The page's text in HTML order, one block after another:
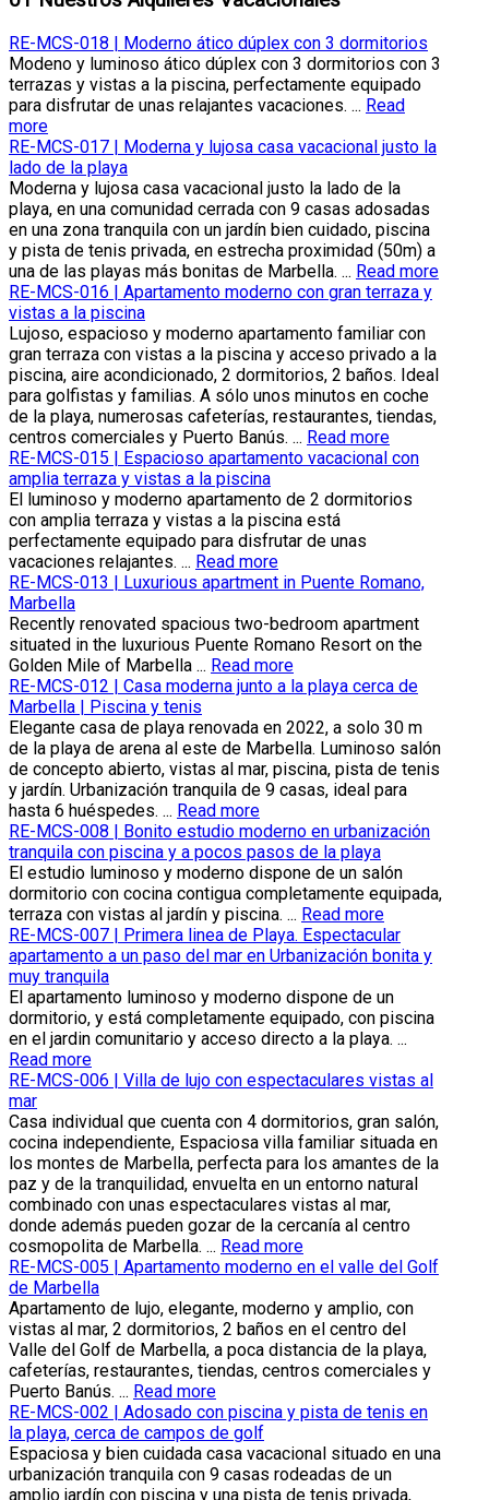
RE-MCS-018 | Moderno ático dúplex con 3 dormitorios
Modeno y luminoso ático dúplex con 3 dormitorios con 3
terrazas y vistas a la piscina, perfectamente equipado
para disfrutar de unas relajantes vacaciones. ... Read
more
RE-MCS-017 | Moderna y lujosa casa vacacional justo la
lado de la playa
Moderna y lujosa casa vacacional justo la lado de la
playa, en una comunidad cerrada con 9 casas adosadas
en una zona tranquila con un jardín bien cuidado, piscina
y pista de tenis privada, en estrecha proximidad (50m) a
una de las playas más bonitas de Marbella. ... Read more
RE-MCS-016 | Apartamento moderno con gran terraza y
vistas a la piscina
Lujoso, espacioso y moderno apartamento familiar con
gran terraza con vistas a la piscina y acceso privado a la
piscina, aire acondicionado, 2 dormitorios, 2 baños. Ideal
para golfistas y familias. A sólo unos minutos en coche
de la playa, numerosas cafeterías, restaurantes, tiendas,
centros comerciales y Puerto Banús. ... Read more
RE-MCS-015 | Espacioso apartamento vacacional con
amplia terraza y vistas a la piscina
El luminoso y moderno apartamento de 2 dormitorios
con amplia terraza y vistas a la piscina está
perfectamente equipado para disfrutar de unas
vacaciones relajantes. ... Read more
RE-MCS-013 | Luxurious apartment in Puente Romano,
Marbella
Recently renovated spacious two-bedroom apartment
situated in the luxurious Puente Romano Resort on the
Golden Mile of Marbella ... Read more
RE-MCS-012 | Casa moderna junto a la playa cerca de
Marbella | Piscina y tenis
Elegante casa de playa renovada en 2022, a solo 30 m
de la playa de arena al este de Marbella. Luminoso salón
de concepto abierto, vistas al mar, piscina, pista de tenis
y jardín. Urbanización tranquila de 9 casas, ideal para
hasta 6 huéspedes. ... Read more
RE-MCS-008 | Bonito estudio moderno en urbanización
tranquila con piscina y a pocos pasos de la playa
El estudio luminoso y moderno dispone de un salón
dormitorio con cocina contigua completamente equipada,
terraza con vistas al jardín y piscina. ... Read more
RE-MCS-007 | Primera linea de Playa. Espectacular
apartamento a un paso del mar en Urbanización bonita y
muy tranquila
El apartamento luminoso y moderno dispone de un
dormitorio, y está completamente equipado, con piscina
en el jardin comunitario y acceso directo a la playa. ...
Read more
RE-MCS-006 | Villa de lujo con espectaculares vistas al
mar
Casa individual que cuenta con 4 dormitorios, gran salón,
cocina independiente, Espaciosa villa familiar situada en
los montes de Marbella, perfecta para los amantes de la
paz y de la tranquilidad, envuelta en un entorno natural
combinado con unas espectaculares vistas al mar,
donde además pueden gozar de la cercanía al centro
cosmopolita de Marbella. ... Read more
RE-MCS-005 | Apartamento moderno en el valle del Golf
de Marbella
Apartamento de lujo, elegante, moderno y amplio, con
vistas al mar, 2 dormitorios, 2 baños en el centro del
Valle del Golf de Marbella, a poca distancia de la playa,
cafeterías, restaurantes, tiendas, centros comerciales y
Puerto Banús. ... Read more
RE-MCS-002 | Adosado con piscina y pista de tenis en
la playa, cerca de campos de golf
Espaciosa y bien cuidada casa vacacional situado en una
urbanización tranquila con 9 casas rodeadas de un
amplio jardín con piscina y una pista de tenis privada,